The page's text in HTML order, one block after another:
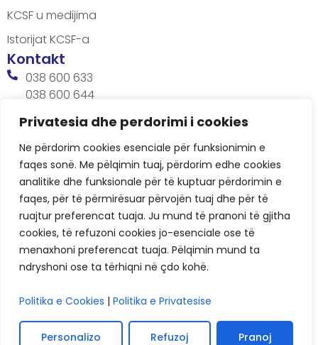
Privatesia dhe perdorimi i cookies
Ne përdorim cookies esenciale për funksionimin e
faqes sonë. Me pëlqimin tuaj, përdorim edhe cookies
analitike dhe funksionale për të kuptuar përdorimin e
faqes, për të përmirësuar përvojën tuaj dhe për të
ruajtur preferencat tuaja. Ju mund të pranoni të gjitha
cookies, të refuzoni cookies jo-esenciale ose të
menaxhoni preferencat tuaja. Pëlqimin mund ta
ndryshoni ose ta tërhiqni në çdo kohë.
Politika e Cookies | Politika e Privatesise
Personalizo Refuzoj Pranoj
KCSF u medijima
Istorijat KCSF-a
Kontakt
038 600 633
038 600 644
office@kcsfoundation.org
Besa Imami, Lam A, H1, Kat.12, nr. 65-1, Lakrishtë,
Prishtinë, Kosovë.
Radno vreme
8:00 AM - 4:00 PM
KCSF © 2026
Politike privatnosti
Kolačića